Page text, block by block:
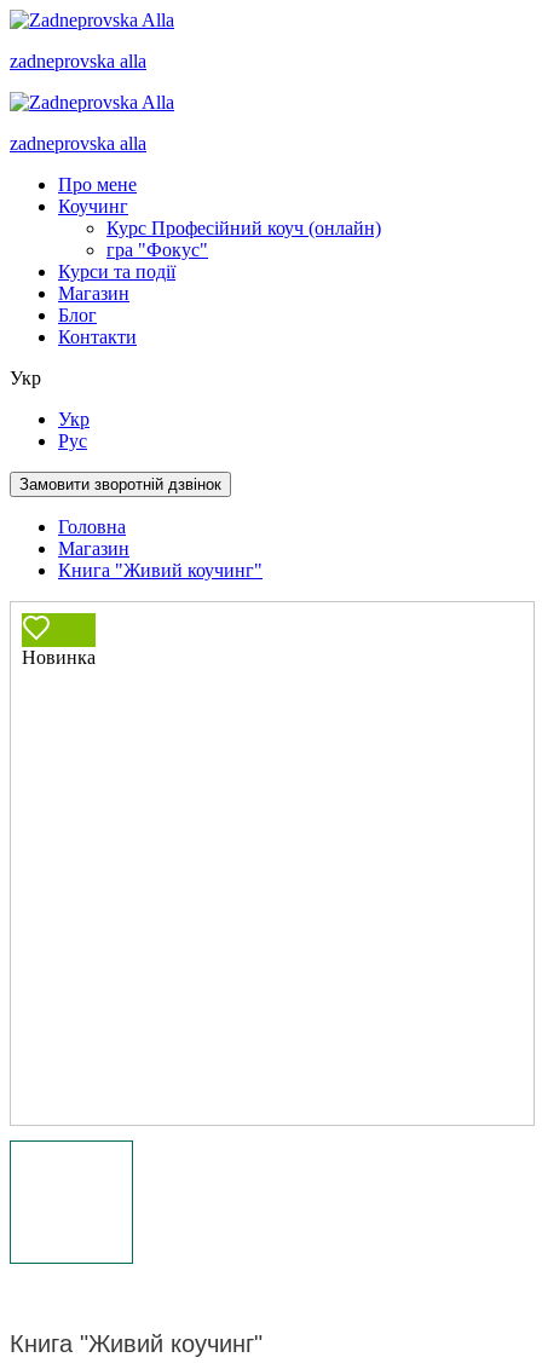
zadneprovska alla
zadneprovska alla
Про мене
Коучинг
Курс Професійний коуч (онлайн)
гра "Фокус"
Курси та події
Магазин
Блог
Контакти
Укр
Укр
Рус
Замовити зворотній дзвінок
Головна
Магазин
Книга "Живий коучинг"
Новинка
Книга "Живий коучинг"